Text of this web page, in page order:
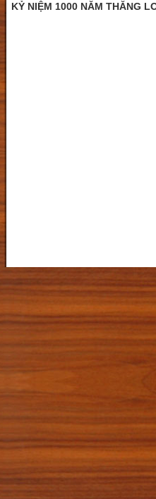
KỶ NIỆM 1000 NĂM THĂNG